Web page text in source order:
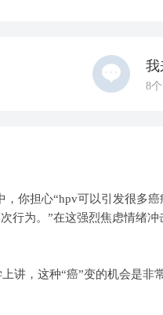
我
8
你担心“hpv可以引发很多癌
行为。”在这强烈焦虑情绪冲
讲，这种“癌”变的机会是非